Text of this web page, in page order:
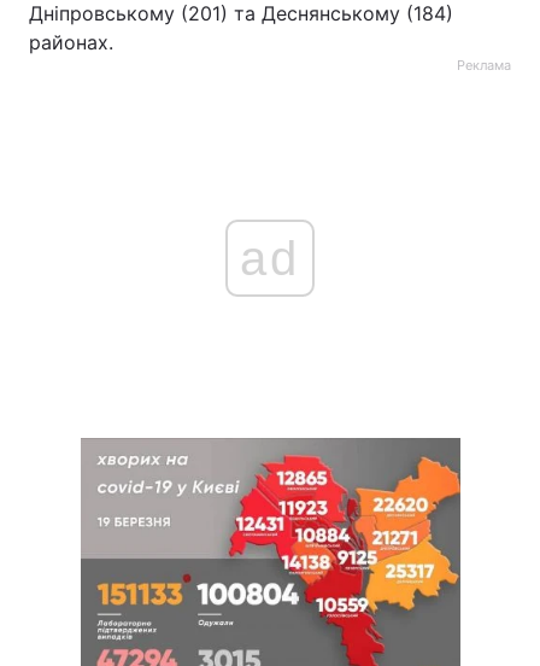
Дніпровському (201) та Деснянському (184)
районах.
Реклама
ad